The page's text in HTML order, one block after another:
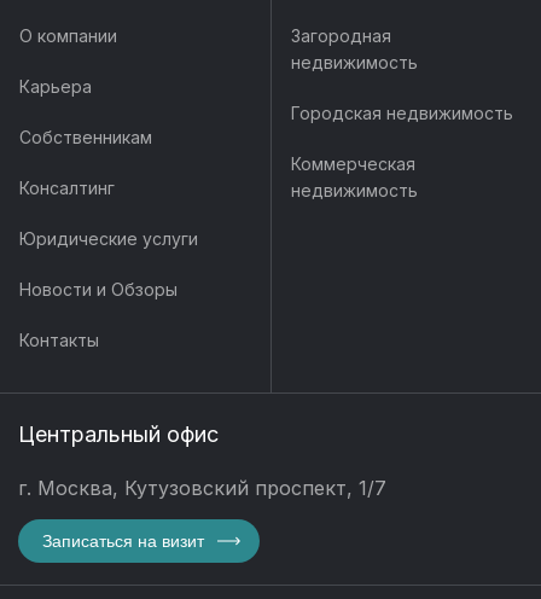
О компании
Карьера
Собственникам
Консалтинг
Юридические услуги
Новости и Обзоры
Контакты
Загородная
недвижимость
Городская недвижимость
Коммерческая
недвижимость
Центральный офис
г. Москва, Кутузовский проспект, 1/7
Записаться на визит